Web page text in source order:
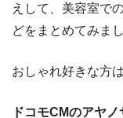
えして、美容室で
どをまとめてみまし
おしゃれ好きな方
ドコモCMのアヤ